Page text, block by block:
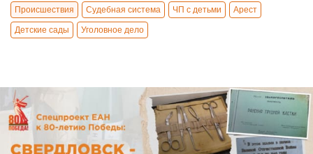
Происшествия Судебная система ЧП с детьми Арест
Детские сады Уголовное дело